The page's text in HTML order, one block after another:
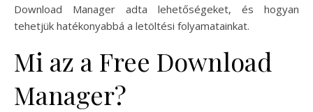
Download Manager adta lehetőségeket, és hogyan
tehetjük hatékonyabbá a letöltési folyamatainkat.
Mi az a Free Download
Manager?